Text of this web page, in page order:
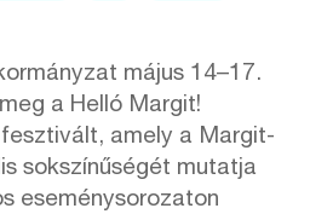
május 14–17.
a Helló Margit!
amely a Margit-
sokszínűségét mutatja
eseménysorozaton